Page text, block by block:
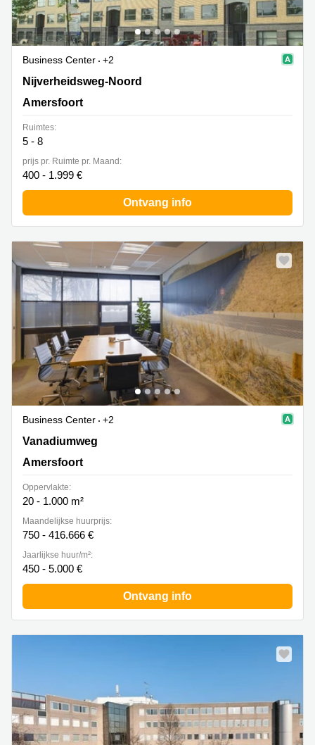
Business Center
+2
Nijverheidsweg Noord 60-99, Amersfoort
Nijverheidsweg-Noord
Amersfoort
Ruimtes:
5 - 8
prijs pr. Ruimte pr. Maand:
400 - 1.999 €
Ontvang info
Business Center
+2
Vanadiumweg 25, Amersfoort
Vanadiumweg
Amersfoort
Oppervlakte:
20 - 1.000 m²
Maandelijkse huurprijs:
750 - 416.666 €
Jaarlijkse huur/m²:
450 - 5.000 €
Ontvang info